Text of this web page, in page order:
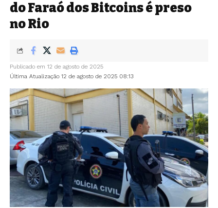
do Faraó dos Bitcoins é preso
no Rio
Última Atualização 12 de agosto de 2025 08:13
Publicado em 12 de agosto de 2025